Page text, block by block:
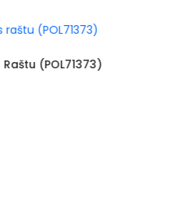
Dekoruotos Gyvatės